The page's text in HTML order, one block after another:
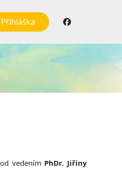
Přihláška
vedením PhDr. Jiřiny